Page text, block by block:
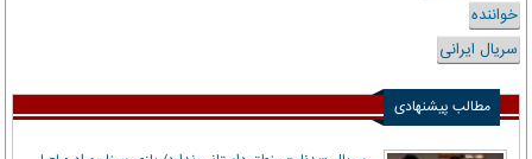
خواننده
سریال ایرانی
مطالب پیشنهادی